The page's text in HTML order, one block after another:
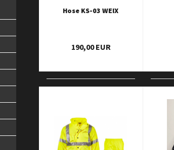
Hose KS-03 WEIX
190,00 EUR